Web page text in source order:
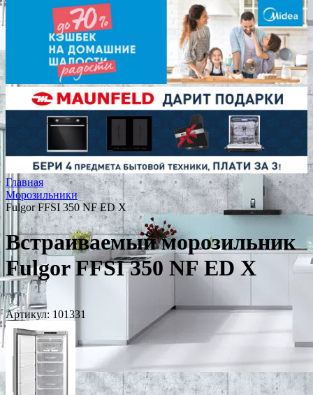
Главная
Морозильники
Fulgor FFSI 350 NF ED X
Встраиваемый морозильник
Fulgor FFSI 350 NF ED X
Артикул: 101331